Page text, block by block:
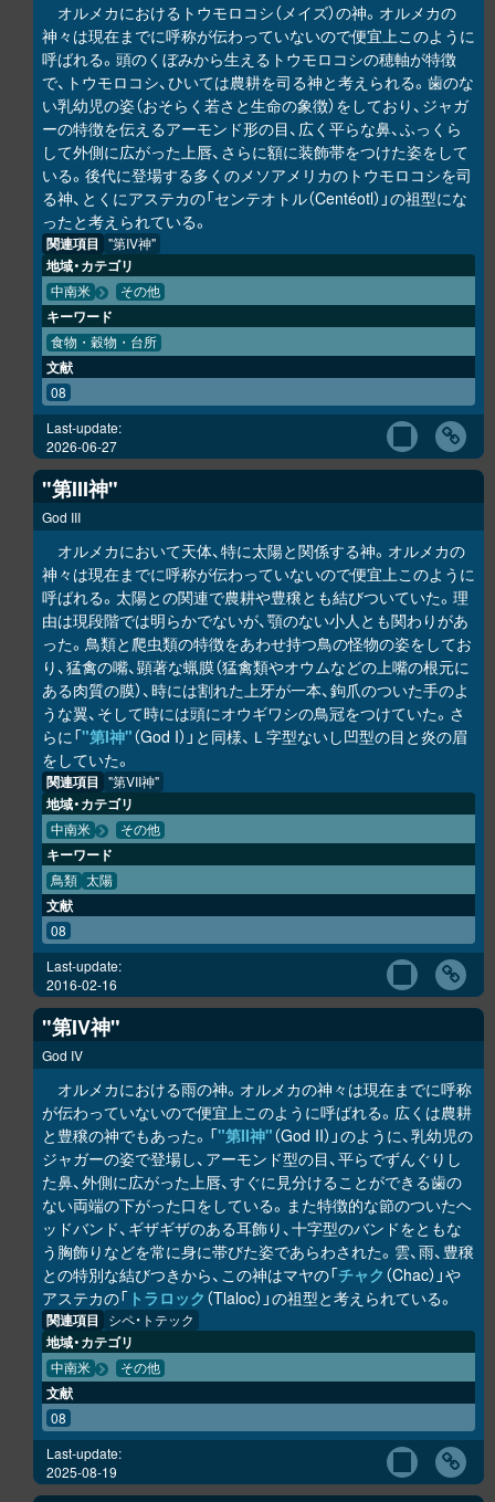
オルメカにおけるトウモロコシ（メイズ）の神。オルメカの
神々は現在までに呼称が伝わっていないので便宜上このように
呼ばれる。頭のくぼみから生えるトウモロコシの穂軸が特徴
で、トウモロコシ、ひいては農耕を司る神と考えられる。歯のな
い乳幼児の姿（おそらく若さと生命の象徴）をしており、ジャガ
ーの特徴を伝えるアーモンド形の目、広く平らな鼻、ふっくら
して外側に広がった上唇、さらに額に装飾帯をつけた姿をして
いる。後代に登場する多くのメソアメリカのトウモロコシを司
る神、とくにアステカの「センテオトル（Centéotl）」の祖型にな
ったと考えられている。
関連項目 "第IV神"
地域・カテゴリ
中南米 その他
キーワード
食物・穀物・台所
文献
08
Last-update:
2026-06-27
"第III神"
God III
オルメカにおいて天体、特に太陽と関係する神。オルメカの
神々は現在までに呼称が伝わっていないので便宜上このように
呼ばれる。太陽との関連で農耕や豊穣とも結びついていた。理
由は現段階では明らかでないが、顎のない小人とも関わりがあ
った。鳥類と爬虫類の特徴をあわせ持つ鳥の怪物の姿をしてお
り、猛禽の嘴、顕著な蝋膜（猛禽類やオウムなどの上嘴の根元に
ある肉質の膜）、時には割れた上牙が一本、鉤爪のついた手のよ
うな翼、そして時には頭にオウギワシの鳥冠をつけていた。さ
らに「"第I神"（God I）」と同様、Ｌ字型ないし凹型の目と炎の眉
をしていた。
関連項目 "第VII神"
地域・カテゴリ
中南米 その他
キーワード
鳥類 太陽
文献
08
Last-update:
2016-02-16
"第IV神"
God IV
オルメカにおける雨の神。オルメカの神々は現在までに呼称
が伝わっていないので便宜上このように呼ばれる。広くは農耕
と豊穣の神でもあった。「"第II神"（God II）」のように、乳幼児の
ジャガーの姿で登場し、アーモンド型の目、平らでずんぐりし
た鼻、外側に広がった上唇、すぐに見分けることができる歯の
ない両端の下がった口をしている。また特徴的な節のついたヘ
ッドバンド、ギザギザのある耳飾り、十字型のバンドをともな
う胸飾りなどを常に身に帯びた姿であらわされた。雲、雨、豊穣
との特別な結びつきから、この神はマヤの「チャク （Chac）」や
アステカの「 トラロック （Tlaloc）」の祖型と考えられている。
関連項目 シペ・トテック
地域・カテゴリ
中南米 その他
文献
08
Last-update:
2025-08-19